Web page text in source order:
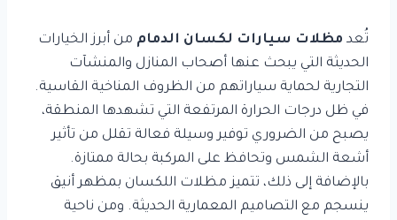
تُعد مظلات سيارات لكسان الدمام من أبرز الخيارات
الحديثة التي يبحث عنها أصحاب المنازل والمنشآت
التجارية لحماية سياراتهم من الظروف المناخية القاسية.
في ظل درجات الحرارة المرتفعة التي تشهدها المنطقة،
يصبح من الضروري توفير وسيلة فعالة تقلل من تأثير
أشعة الشمس وتحافظ على المركبة بحالة ممتازة.
بالإضافة إلى ذلك، تتميز مظلات اللكسان بمظهر أنيق
ينسجم مع التصاميم المعمارية الحديثة. ومن ناحية